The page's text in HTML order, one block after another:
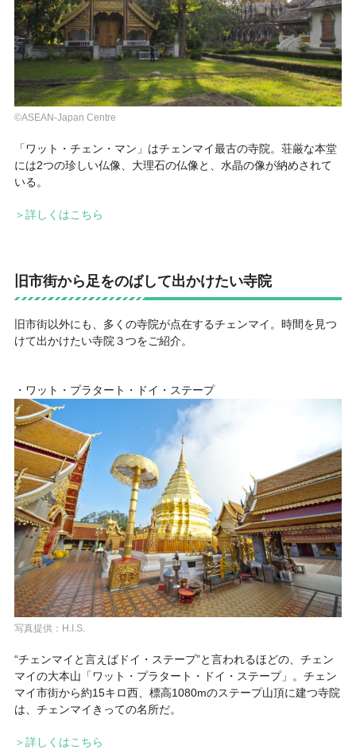
©ASEAN-Japan Centre
「ワット・チェン・マン」はチェンマイ最古の寺院。荘厳な本堂
には2つの珍しい仏像、大理石の仏像と、水晶の像が納めされて
いる。
＞詳しくはこちら
旧市街から足をのばして出かけたい寺院
旧市街以外にも、多くの寺院が点在するチェンマイ。時間を見つ
けて出かけたい寺院３つをご紹介。
・ワット・プラタート・ドイ・ステープ
写真提供：H.I.S.
“チェンマイと言えばドイ・ステープ”と言われるほどの、チェン
マイの大本山「ワット・プラタート・ドイ・ステープ」。チェン
マイ市街から約15キロ西、標高1080mのステープ山頂に建つ寺院
は、チェンマイきっての名所だ。
＞詳しくはこちら